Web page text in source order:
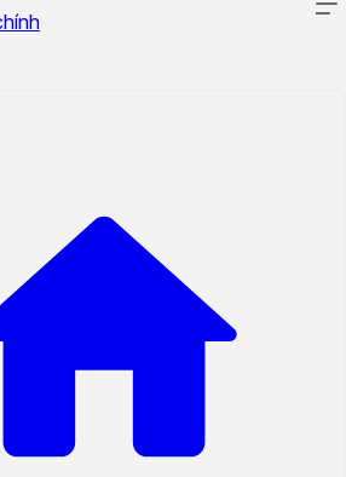
Theo dõi ticket